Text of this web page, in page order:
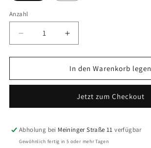
Anzahl
Verringere
die
Menge
Gehege
Erhöhe
die
Menge
für
Gehege
In den Warenkorb legen
Jetzt zum Checkout
Abholung bei Meininger Straße 11 verfügbar
Gewöhnlich fertig in 5 oder mehr Tagen